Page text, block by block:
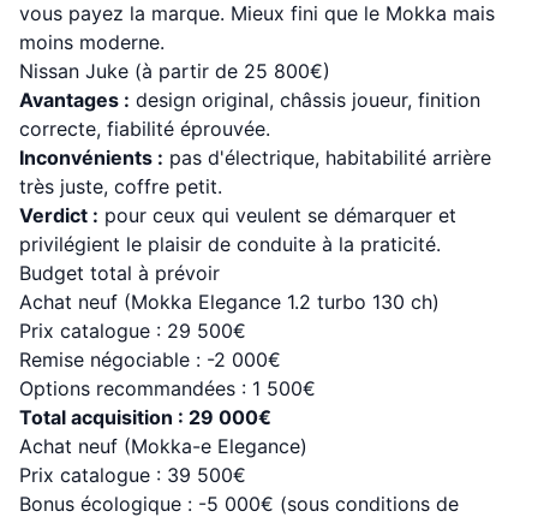
vous payez la marque. Mieux fini que le Mokka mais
moins moderne.
Nissan Juke (à partir de 25 800€)
Avantages : design original, châssis joueur, finition
correcte, fiabilité éprouvée.
Inconvénients : pas d'électrique, habitabilité arrière
très juste, coffre petit.
Verdict : pour ceux qui veulent se démarquer et
privilégient le plaisir de conduite à la praticité.
Budget total à prévoir
Achat neuf (Mokka Elegance 1.2 turbo 130 ch)
Prix catalogue : 29 500€
Remise négociable : -2 000€
Options recommandées : 1 500€
Total acquisition : 29 000€
Achat neuf (Mokka-e Elegance)
Prix catalogue : 39 500€
Bonus écologique : -5 000€ (sous conditions de